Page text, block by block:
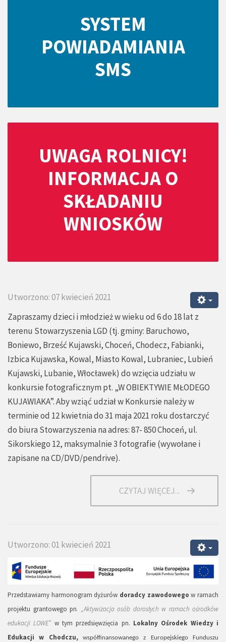
SYSTEM
POWIADAMIANIA
SMS
UWAGA ROLNICY!
INFORMACJA O
SKŁADANIU
WNIOSKÓW
Utworzono: 07 kwiecień 2021
Zapraszamy dzieci i młodzież w wieku od 6 do 18 lat z
terenu Stowarzyszenia LGD (tj. gminy: Baruchowo,
Boniewo, Brześć Kujawski, Choceń, Chodecz, Fabianki,
Izbica Kujawska, Kowal, Miasto Kowal, Lubraniec, Lubień
Kujawski, Lubanie, Włocławek) do wzięcia udziału w
konkursie fotograficznym pt. „W OBIEKTYWIE MŁODEGO
KUJAWIAKA”. Aby wziąć udział w Konkursie należy w
terminie od 12 kwietnia do 31 maja 2021 roku dostarczyć
do biura Stowarzyszenia na adres: 87- 850 Choceń, ul.
Sikorskiego 12, maksymalnie 3 fotografie (wywołane i
zapisane na CD/DVD/pendrive).
CZYTAJ WIĘCEJ...
Utworzono: 01 kwiecień 2021
Przedstawiamy harmonogram dyżurów doradcy zawodowego w ramach
projektu grantowego pn. „Aktywizacja osób dorosłych w ramach ośrodków
edukacji LOWE” w tym przedsięwzięcia pn. Lokalny Ośrodek Wiedzy i
Edukacji w Chodczu,
współfinansowanego z Europejskiego Funduszu